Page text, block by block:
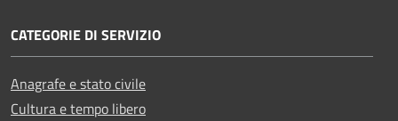
CATEGORIE DI SERVIZIO
Anagrafe e stato civile
Cultura e tempo libero